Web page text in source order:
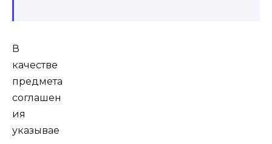
В
качестве
предмета
соглашен
ия
указывае